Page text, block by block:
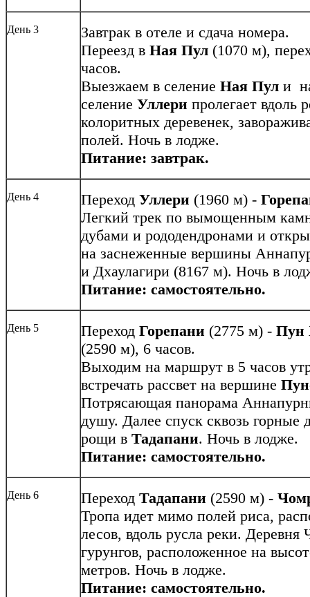
День 3
Завтрак в отеле и сдача номера.
Переезд в Ная Пул (1070 м),
часов.
Выезжаем в селение Ная Пул и
селение Уллери пролегает вдоль
колоритных деревенек,
полей. Ночь в лодже.
Питание: завтрак.
День 4 Переход Уллери (1960 м) -
Легкий трек по вымощенным
дубами и рододендронами и
на заснеженные вершины
и Дхаулагири (8167 м). Ночь в
Питание: самостоятельно.
День 5 Переход Горепани (2775 м) - Пун
(2590 м), 6 часов.
Выходим на маршрут в 5 часов
встречать рассвет на вершине
Потрясающая панорама
душу. Далее спуск сквозь горные
рощи в Тадапани. Ночь в лодже.
Питание: самостоятельно.
День 6 Переход Тадапани (2590 м) -
Тропа идет мимо полей риса,
лесов, вдоль русла реки. Деревня
гурунгов, расположенное на
метров. Ночь в лодже.
Питание: самостоятельно.